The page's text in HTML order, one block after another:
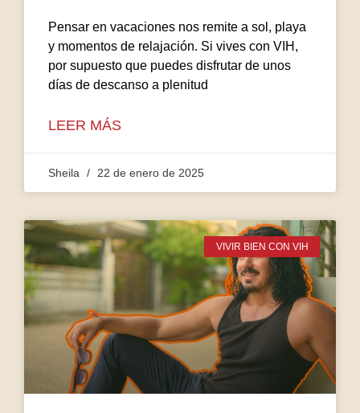
Pensar en vacaciones nos remite a sol, playa
y momentos de relajación. Si vives con VIH,
por supuesto que puedes disfrutar de unos
días de descanso a plenitud
LEER MÁS
Sheila 22 de enero de 2025
VIVIR BIEN CON VIH